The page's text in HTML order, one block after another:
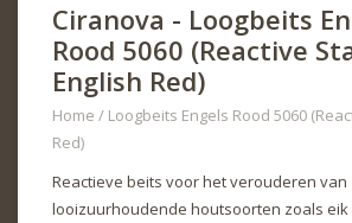
Ciranova - Loogbeits
Rood 5060 (Reactive
English Red)
Home / Loogbeits Engels Rood 5060
Red)
Reactieve beits voor het verouderen van
looizuurhoudende houtsoorten zoals eik